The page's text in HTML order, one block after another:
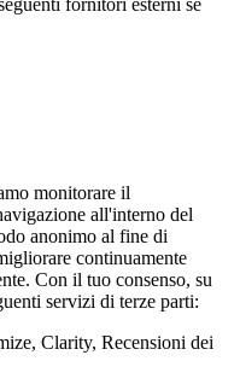
fornitori esterni se
monitorare il
all'interno del
anonimo al fine di
continuamente
Con il tuo consenso, su
servizi di terze parti:
Clarity, Recensioni dei